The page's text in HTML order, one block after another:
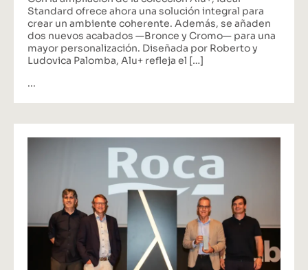
Standard ofrece ahora una solución integral para
crear un ambiente coherente. Además, se añaden
dos nuevos acabados —Bronce y Cromo— para una
mayor personalización. Diseñada por Roberto y
Ludovica Palomba, Alu+ refleja el […]
...